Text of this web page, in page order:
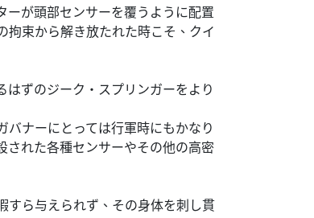
ーが頭部センサーを覆うように配置
拘束から解き放たれた時こそ、クイ
ずのジーク・スプリンガーをより
ナーにとっては行軍時にもかなり
された各種センサーやその他の高密
すら与えられず、その身体を刺し貫